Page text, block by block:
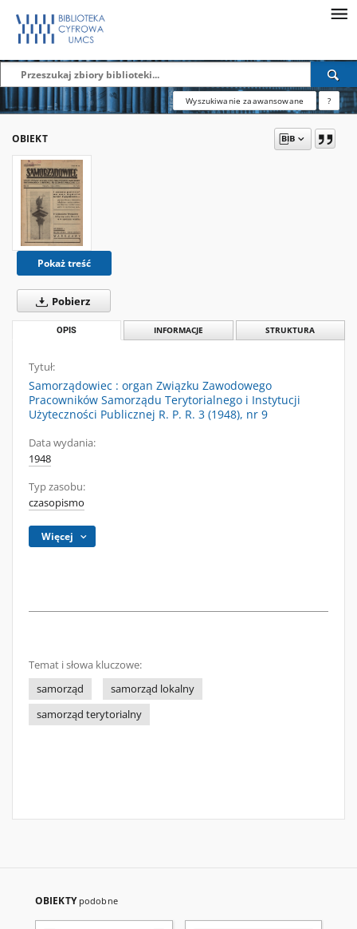
Wyszukiwanie zaawansowane ?
OBIEKT
Pokaż treść
Pobierz
OPIS INFORMACJE STRUKTURA
Tytuł:
Samorządowiec : organ Związku Zawodowego
Pracowników Samorządu Terytorialnego i Instytucji
Użyteczności Publicznej R. P. R. 3 (1948), nr 9
Data wydania:
1948
Typ zasobu:
czasopismo
Więcej
Temat i słowa kluczowe:
samorząd
samorząd lokalny
samorząd terytorialny
OBIEKTY podobne